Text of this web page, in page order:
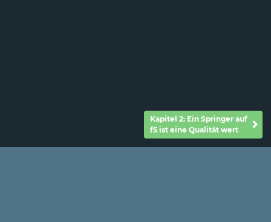
Kapitel 2: Ein Springer auf
f5 ist eine Qualität wert